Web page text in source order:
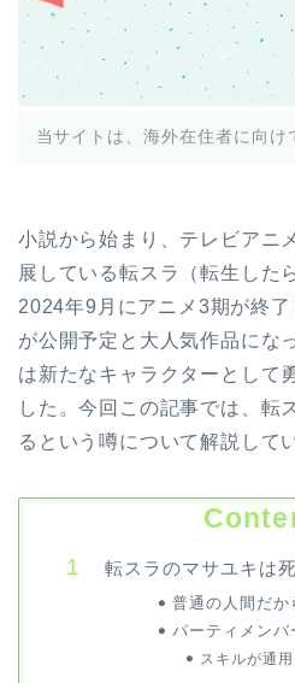
当サイトは、海外在住者に向け
小説から始まり、テレビアニ
展している転スラ（転生した
2024年9月にアニメ3期が終
が公開予定と大人気作品にな
は新たなキャラクターとして
した。今回この記事では、転
るという噂について解説して
転スラのマサユキは
普通の人間だか
パーティメンバ
スキルが通